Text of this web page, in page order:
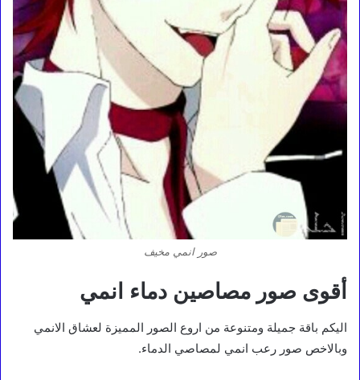
صور انمي مخيف
أقوى صور مصاصين دماء انمي
اليكم باقة جميلة ومتنوعة من اروع الصور المميزة لعشاق الانمي
وبالاخص صور رعب انمي لمصاصي الدماء.